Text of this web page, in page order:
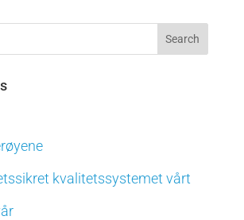
kvalitetssystemet vårt